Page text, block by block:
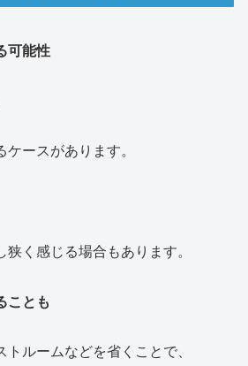
可能性
ースがあります。
く感じる場合もあります。
ことも
ルームなどを省くことで、